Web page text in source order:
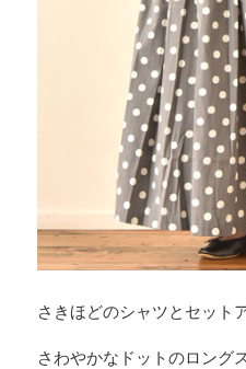
さきほどのシャツとセット
さわやかなドットのロング